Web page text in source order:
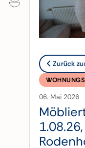
Zurück
06. Mai 2026